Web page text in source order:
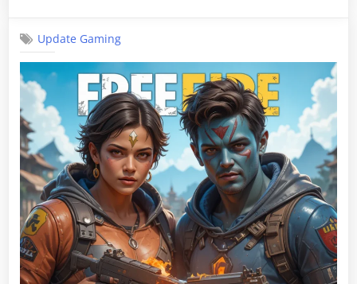
Update Gaming